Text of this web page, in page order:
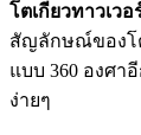
โตเกียวทาวเวอ
สัญลักษณ์ของโ
แบบ 360 องศา
ง่ายๆ